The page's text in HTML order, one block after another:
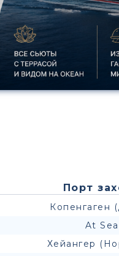
Порт
Копенгаген
At Sea
Хейангер